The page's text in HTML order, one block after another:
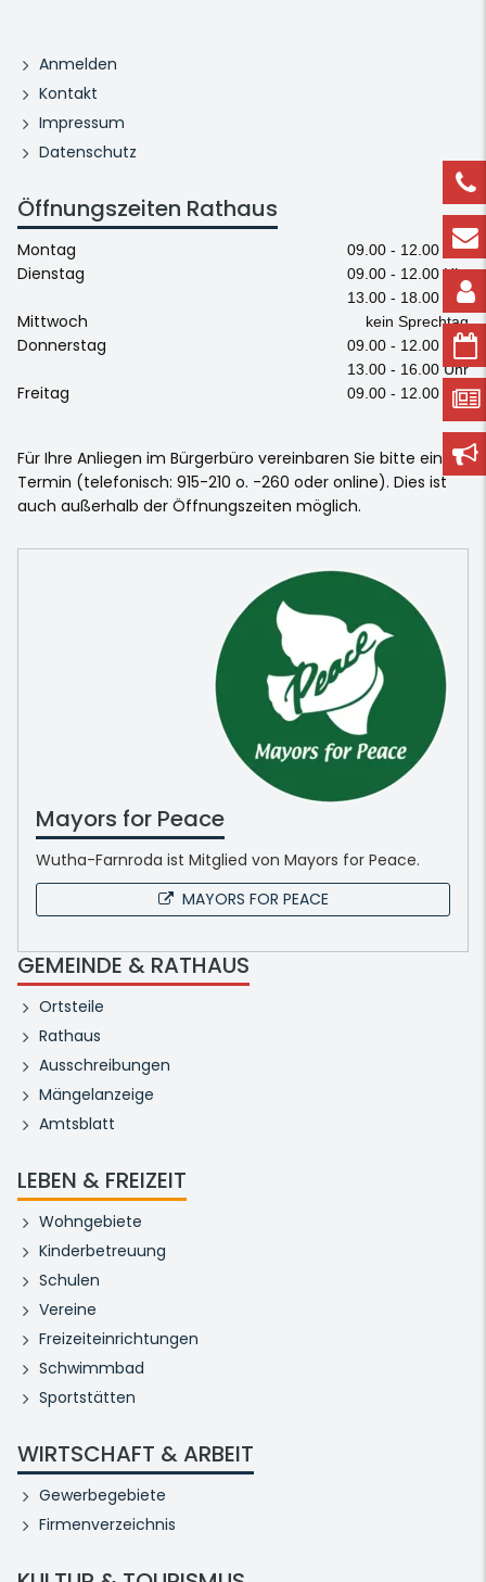
Anmelden
Kontakt
Impressum
Datenschutz
Öffnungszeiten Rathaus
Montag 09.00 - 12.00 Uhr
Dienstag
09.00 - 12.00 Uhr
13.00 - 18.00 Uhr
Mittwoch kein Sprechtag
Donnerstag
09.00 - 12.00 Uhr
13.00 - 16.00 Uhr
Freitag 09.00 - 12.00 Uhr
Für Ihre Anliegen im Bürgerbüro vereinbaren Sie bitte einen
Termin (telefonisch: 915-210 o. -260 oder online). Dies ist
auch außerhalb der Öffnungszeiten möglich.
Mayors for Peace
Wutha-Farnroda ist Mitglied von Mayors for Peace.
MAYORS FOR PEACE
GEMEINDE & RATHAUS
Ortsteile
Rathaus
Ausschreibungen
Mängelanzeige
Amtsblatt
LEBEN & FREIZEIT
Wohngebiete
Kinderbetreuung
Schulen
Vereine
Freizeiteinrichtungen
Schwimmbad
Sportstätten
WIRTSCHAFT & ARBEIT
Gewerbegebiete
Firmenverzeichnis